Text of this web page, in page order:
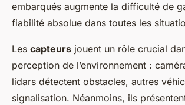
embarqués augmente la difficulté de
fiabilité absolue dans toutes les
Les capteurs jouent un rôle crucial
perception de l’environnement :
lidars détectent obstacles, autres
signalisation. Néanmoins, ils